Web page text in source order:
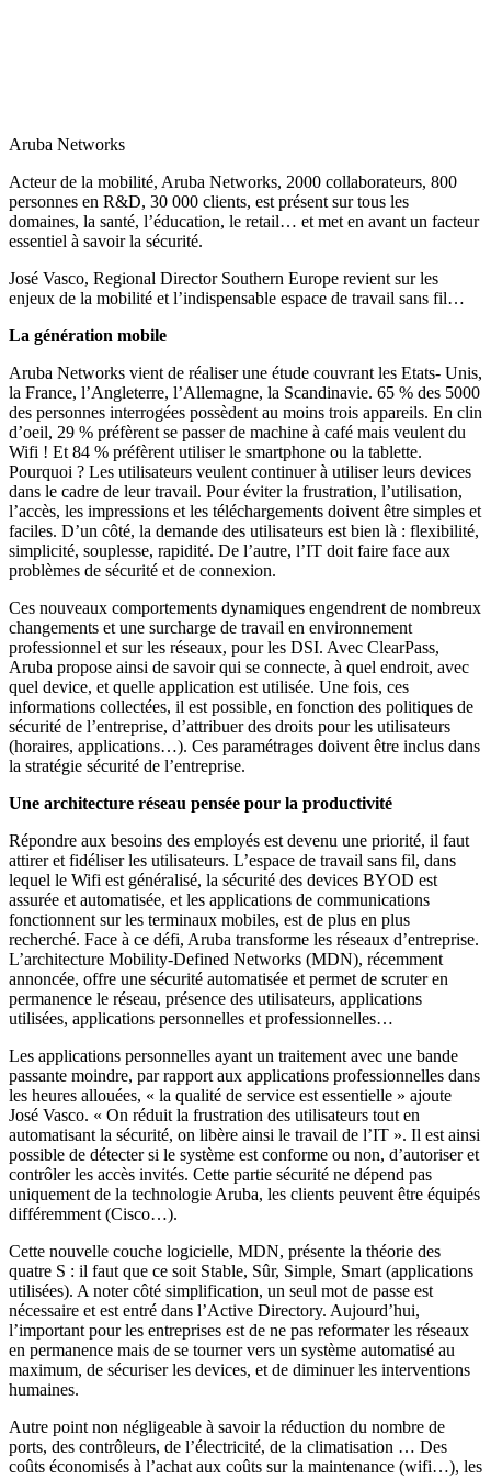
Aruba Networks
Acteur de la mobilité, Aruba Networks, 2000 collaborateurs, 800
personnes en R&D, 30 000 clients, est présent sur tous les
domaines, la santé, l’éducation, le retail… et met en avant un facteur
essentiel à savoir la sécurité.
José Vasco, Regional Director Southern Europe revient sur les
enjeux de la mobilité et l’indispensable espace de travail sans fil…
La génération mobile
Aruba Networks vient de réaliser une étude couvrant les Etats- Unis,
la France, l’Angleterre, l’Allemagne, la Scandinavie. 65 % des 5000
des personnes interrogées possèdent au moins trois appareils. En clin
d’oeil, 29 % préfèrent se passer de machine à café mais veulent du
Wifi ! Et 84 % préfèrent utiliser le smartphone ou la tablette.
Pourquoi ? Les utilisateurs veulent continuer à utiliser leurs devices
dans le cadre de leur travail. Pour éviter la frustration, l’utilisation,
l’accès, les impressions et les téléchargements doivent être simples et
faciles. D’un côté, la demande des utilisateurs est bien là : flexibilité,
simplicité, souplesse, rapidité. De l’autre, l’IT doit faire face aux
problèmes de sécurité et de connexion.
Ces nouveaux comportements dynamiques engendrent de nombreux
changements et une surcharge de travail en environnement
professionnel et sur les réseaux, pour les DSI. Avec ClearPass,
Aruba propose ainsi de savoir qui se connecte, à quel endroit, avec
quel device, et quelle application est utilisée. Une fois, ces
informations collectées, il est possible, en fonction des politiques de
sécurité de l’entreprise, d’attribuer des droits pour les utilisateurs
(horaires, applications…). Ces paramétrages doivent être inclus dans
la stratégie sécurité de l’entreprise.
Une architecture réseau pensée pour la productivité
Répondre aux besoins des employés est devenu une priorité, il faut
attirer et fidéliser les utilisateurs. L’espace de travail sans fil, dans
lequel le Wifi est généralisé, la sécurité des devices BYOD est
assurée et automatisée, et les applications de communications
fonctionnent sur les terminaux mobiles, est de plus en plus
recherché. Face à ce défi, Aruba transforme les réseaux d’entreprise.
L’architecture Mobility-Defined Networks (MDN), récemment
annoncée, offre une sécurité automatisée et permet de scruter en
permanence le réseau, présence des utilisateurs, applications
utilisées, applications personnelles et professionnelles…
Les applications personnelles ayant un traitement avec une bande
passante moindre, par rapport aux applications professionnelles dans
les heures allouées, « la qualité de service est essentielle » ajoute
José Vasco. « On réduit la frustration des utilisateurs tout en
automatisant la sécurité, on libère ainsi le travail de l’IT ». Il est ainsi
possible de détecter si le système est conforme ou non, d’autoriser et
contrôler les accès invités. Cette partie sécurité ne dépend pas
uniquement de la technologie Aruba, les clients peuvent être équipés
différemment (Cisco…).
Cette nouvelle couche logicielle, MDN, présente la théorie des
quatre S : il faut que ce soit Stable, Sûr, Simple, Smart (applications
utilisées). A noter côté simplification, un seul mot de passe est
nécessaire et est entré dans l’Active Directory. Aujourd’hui,
l’important pour les entreprises est de ne pas reformater les réseaux
en permanence mais de se tourner vers un système automatisé au
maximum, de sécuriser les devices, et de diminuer les interventions
humaines.
Autre point non négligeable à savoir la réduction du nombre de
ports, des contrôleurs, de l’électricité, de la climatisation … Des
coûts économisés à l’achat aux coûts sur la maintenance (wifi…), les